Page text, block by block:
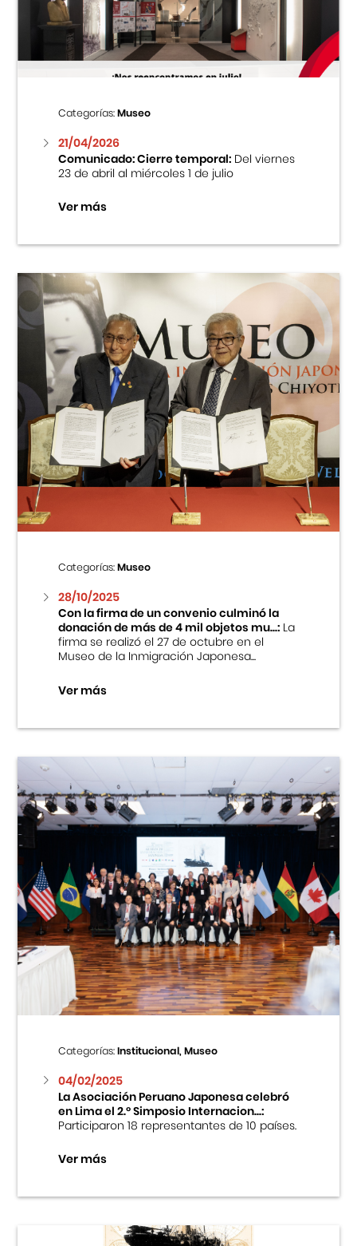
Centro Cultural Peruano Japonés
Museo de la Inmigración Japonesa
Fondo Editorial
Teatro Peruano Japonés
Categorías:Museo
21/04/2026
Comunicado: Cierre temporal:Del viernes
23 de abril al miércoles 1 de julio
Ver más
Categorías:Museo
28/10/2025
Con la firma de un convenio culminó la
donación de más de 4 mil objetos mu...:La
firma se realizó el 27 de octubre en el
Museo de la Inmigración Japonesa...
Ver más
Categorías:Institucional, Museo
04/02/2025
La Asociación Peruano Japonesa celebró
en Lima el 2.º Simposio Internacion...:
Participaron 18 representantes de 10 países.
Ver más